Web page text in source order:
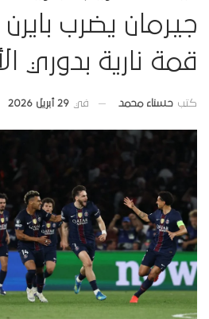
جيرمان يضرب
قمة نارية بدوري
كتب حسناء محمد في 29 أبريل 2026